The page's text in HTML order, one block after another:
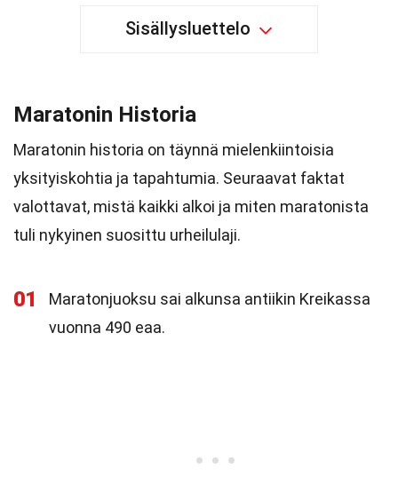
Sisällysluettelo
Maratonin Historia
Maratonin historia on täynnä mielenkiintoisia
yksityiskohtia ja tapahtumia. Seuraavat faktat
valottavat, mistä kaikki alkoi ja miten maratonista
tuli nykyinen suosittu urheilulaji.
01
Maratonjuoksu sai alkunsa antiikin Kreikassa
vuonna 490 eaa.